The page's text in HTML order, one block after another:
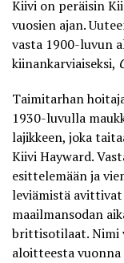
Kiivi on peräisin
vuosien ajan.
vasta 1900-luvun
kiinankarviaiseksi,
Taimitarhan
1930-luvulla
lajikkeen, joka
Kiivi Hayward.
esittelemään ja
leviämistä avittivat
maailmansodan
brittisotilaat. Nimi
aloitteesta vuonna